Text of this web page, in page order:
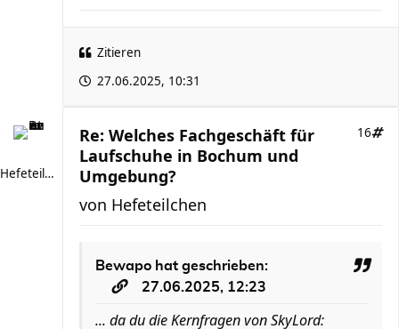
Zitieren
27.06.2025, 10:31
Hefeteilchen
Re: Welches Fachgeschäft für
Laufschuhe in Bochum und
Umgebung?
16
von Hefeteilchen
Bewapo hat geschrieben:
27.06.2025, 12:23
... da du die Kernfragen von SkyLord: